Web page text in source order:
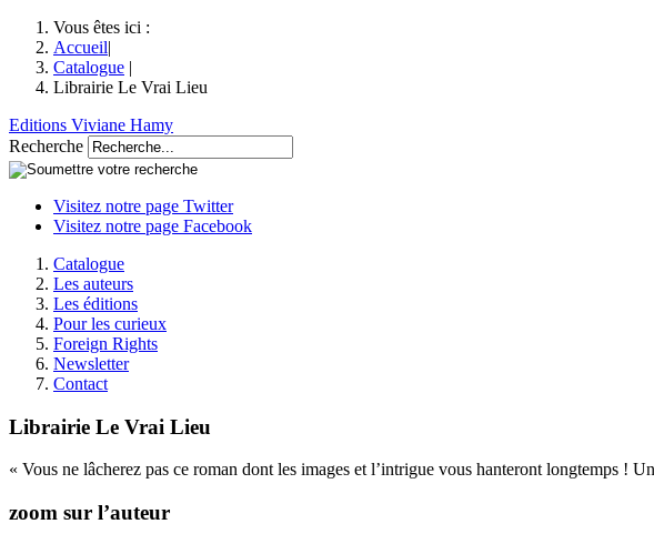
Vous êtes ici :
Accueil|
Catalogue |
Librairie Le Vrai Lieu
Editions Viviane Hamy
Recherche
Visitez notre page Twitter
Visitez notre page Facebook
Catalogue
Les auteurs
Les éditions
Pour les curieux
Foreign Rights
Newsletter
Contact
Librairie Le Vrai Lieu
« Vous ne lâcherez pas ce roman dont les images et l’intrigue vous hanteront longtemps
zoom sur l’auteur